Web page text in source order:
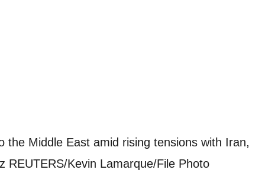
the Middle East amid rising tensions with Iran,
REUTERS/Kevin Lamarque/File Photo